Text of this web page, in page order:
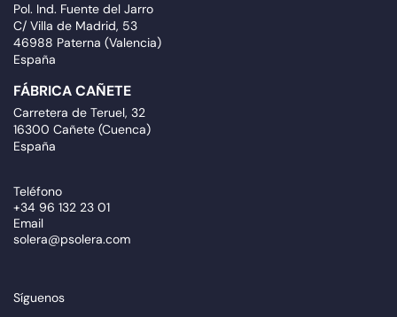
Pol. Ind. Fuente del Jarro
C/ Villa de Madrid, 53
46988 Paterna (Valencia)
España
FÁBRICA CAÑETE
Carretera de Teruel, 32
16300 Cañete (Cuenca)
España
Teléfono
+34 96 132 23 01
Email
solera@psolera.com
Síguenos